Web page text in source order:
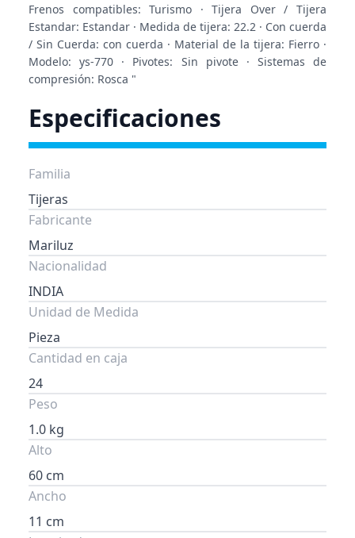
Frenos compatibles: Turismo · Tijera Over / Tijera
Estandar: Estandar · Medida de tijera: 22.2 · Con cuerda
/ Sin Cuerda: con cuerda · Material de la tijera: Fierro ·
Modelo: ys-770 · Pivotes: Sin pivote · Sistemas de
compresión: Rosca "
Especificaciones
Familia
Tijeras
Fabricante
Mariluz
Nacionalidad
INDIA
Unidad de Medida
Pieza
Cantidad en caja
24
Peso
1.0 kg
Alto
60 cm
Ancho
11 cm